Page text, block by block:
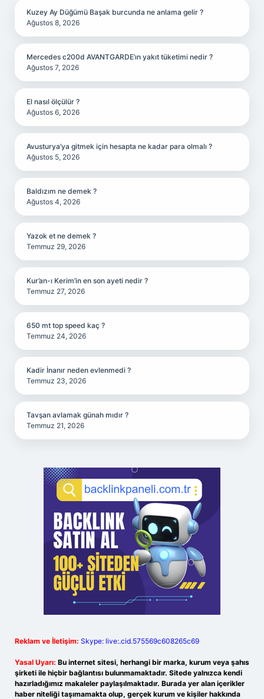
Kuzey Ay Düğümü Başak burcunda ne anlama gelir ?
Ağustos 8, 2026
Mercedes c200d AVANTGARDE’ın yakıt tüketimi nedir ?
Ağustos 7, 2026
El nasıl ölçülür ?
Ağustos 6, 2026
Avusturya’ya gitmek için hesapta ne kadar para olmalı ?
Ağustos 5, 2026
Baldızım ne demek ?
Ağustos 4, 2026
Yazok et ne demek ?
Temmuz 29, 2026
Kur’an-ı Kerim’in en son ayeti nedir ?
Temmuz 27, 2026
650 mt top speed kaç ?
Temmuz 24, 2026
Kadir İnanır neden evlenmedi ?
Temmuz 23, 2026
Tavşan avlamak günah mıdır ?
Temmuz 21, 2026
Reklam ve İletişim: Skype: live:.cid.575569c608265c69
Yasal Uyarı: Bu internet sitesi, herhangi bir marka, kurum veya şahıs
şirketi ile hiçbir bağlantısı bulunmamaktadır. Sitede yalnızca kendi
hazırladığımız makaleler paylaşılmaktadır. Burada yer alan içerikler
haber niteliği taşımamakta olup, gerçek kurum ve kişiler hakkında